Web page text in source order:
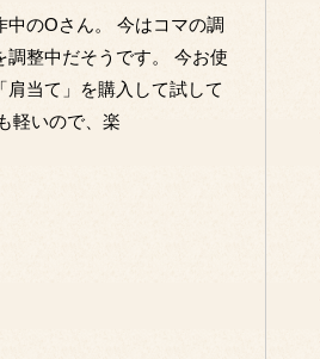
中のOさん。 今はコマの調
整中だそうです。 今お使
当て」を購入して試して
軽いので、楽